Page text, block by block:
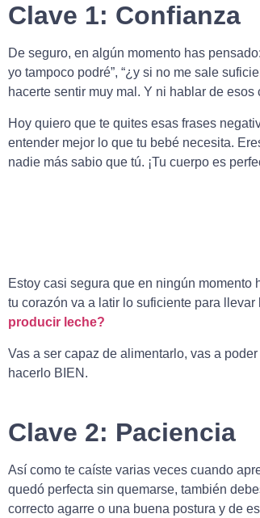
Clave 1: Confianza
De seguro, en algún momento has
yo tampoco podré”, “¿y si no me sale
hacerte sentir muy mal. Y ni hablar de
Hoy quiero que te quites esas frases
entender mejor lo que tu bebé necesita.
nadie más sabio que tú. ¡Tu cuerpo es
Estoy casi segura que en ningún
tu corazón va a latir lo suficiente para
producir leche?
Vas a ser capaz de alimentarlo, vas a
hacerlo BIEN.
Clave 2: Paciencia
Así como te caíste varias veces cuando
quedó perfecta sin quemarse, también
correcto agarre o una buena postura y de